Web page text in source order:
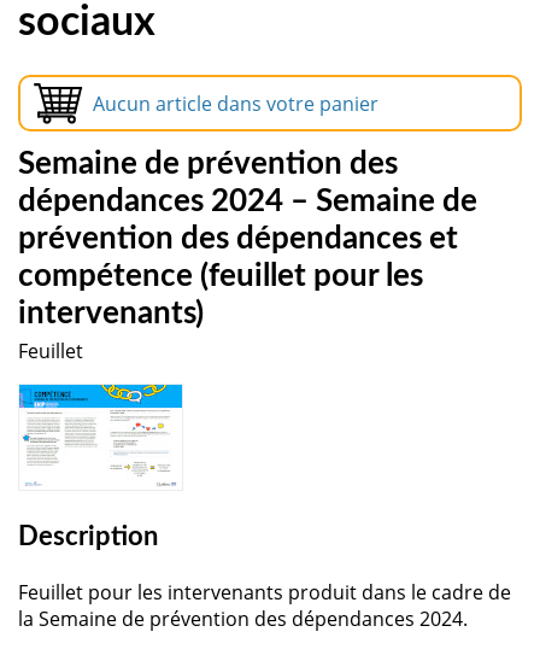
sociaux
Aucun article dans votre panier
Semaine de prévention des
dépendances 2024 – Semaine de
prévention des dépendances et
compétence (feuillet pour les
intervenants)
Feuillet
Description
Feuillet pour les intervenants produit dans le cadre de
la Semaine de prévention des dépendances 2024.